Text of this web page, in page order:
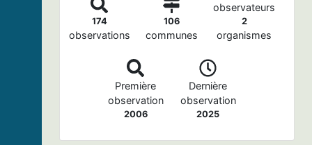
174
observations
106
communes
observateurs
2
organismes
Première
observation
2006
Dernière
observation
2025